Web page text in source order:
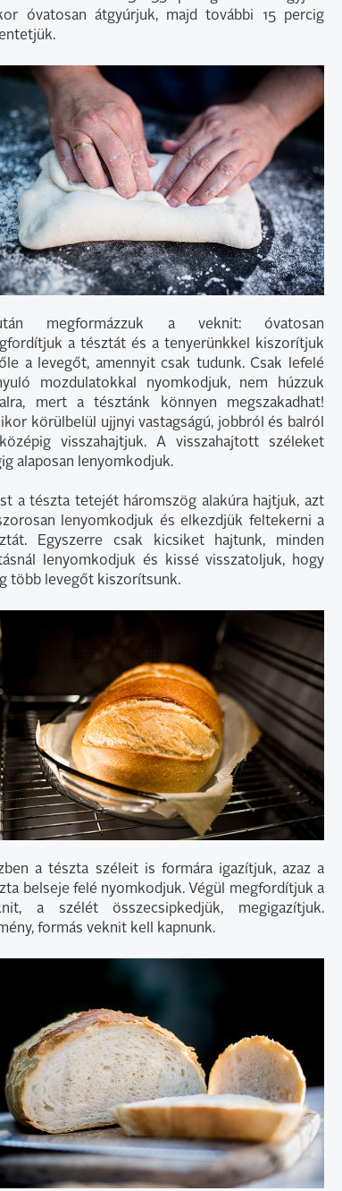
óvatosan átgyúrjuk, majd további 15 percig
megformázzuk a veknit: óvatosan
a tésztát és a tenyerünkkel kiszorítjuk
a levegőt, amennyit csak tudunk. Csak lefelé
mozdulatokkal nyomkodjuk, nem húzzuk
mert a tésztánk könnyen megszakadhat!
körülbelül ujjnyi vastagságú, jobbról és balról
visszahajtjuk. A visszahajtott széleket
alaposan lenyomkodjuk.
a tészta tetejét háromszög alakúra hajtjuk, azt
lenyomkodjuk és elkezdjük feltekerni a
Egyszerre csak kicsiket hajtunk, minden
lenyomkodjuk és kissé visszatoljuk, hogy
több levegőt kiszorítsunk.
a tészta széleit is formára igazítjuk, azaz a
belseje felé nyomkodjuk. Végül megfordítjuk a
a szélét összecsipkedjük, megigazítjuk.
formás veknit kell kapnunk.